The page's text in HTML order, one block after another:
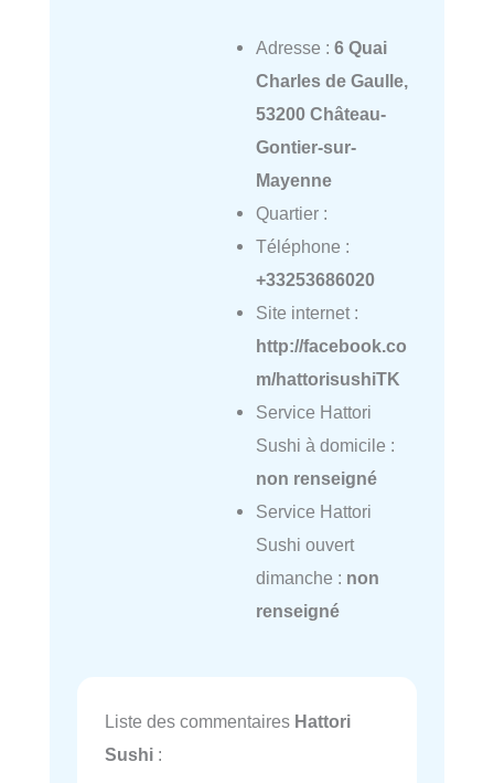
Adresse : 6 Quai
Charles de Gaulle,
53200 Château-
Gontier-sur-
Mayenne
Quartier :
Téléphone :
+33253686020
Site internet :
http://facebook.co
m/hattorisushiTK
Service Hattori
Sushi à domicile :
non renseigné
Service Hattori
Sushi ouvert
dimanche : non
renseigné
Liste des commentaires Hattori
Sushi :